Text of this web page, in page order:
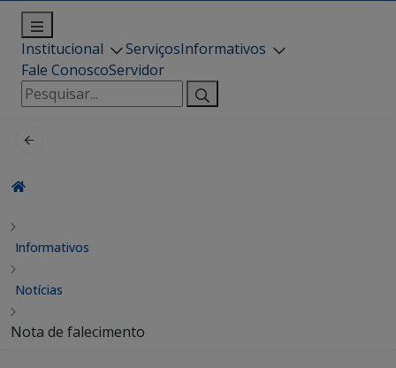
Institucional ServiçosInformativos
Fale ConoscoServidor
Pesquisar
por:
Informativos
Notícias
Nota de falecimento